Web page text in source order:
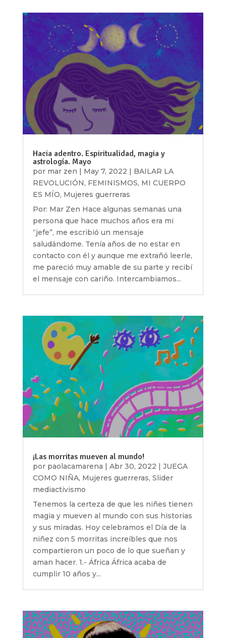
Hacia adentro. Espiritualidad, magia y
astrología. Mayo
por mar zen | May 7, 2022 | BAILAR LA
REVOLUCIÓN, FEMINISMOS, MI CUERPO
ES MÍO, Mujeres guerreras
Por: Mar Zen Hace algunas semanas una
persona que hace muchos años era mi
“jefe”, me escribió un mensaje
saludándome. Tenía años de no estar en
contacto con él y aunque me extrañó leerle,
me pareció muy amable de su parte y recibí
el mensaje con cariño. Intercambiamos...
¡Las morritas mueven al mundo!
por paolacamarena | Abr 30, 2022 | JUEGA
COMO NIÑA, Mujeres guerreras, Slider
mediactivismo
Tenemos la certeza de que les niñes tienen
magia y mueven al mundo con sus historias
y sus miradas. Hoy celebramos el Día de la
niñez con 5 morritas increíbles que nos
compartieron un poco de lo que sueñan y
aman hacer. 1.- África África acaba de
cumplir 10 años y...